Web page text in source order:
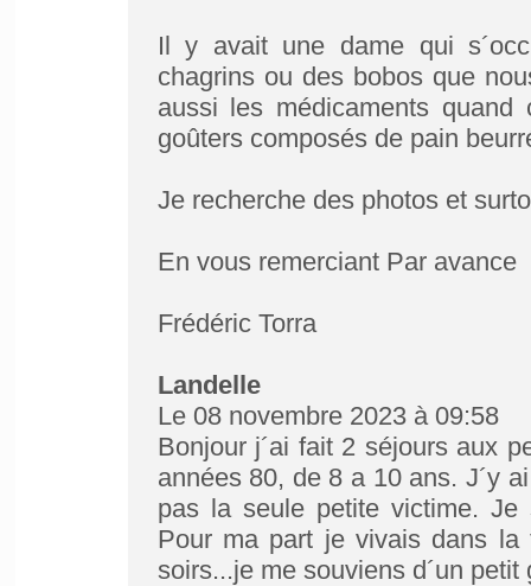
Il y avait une dame qui
chagrins ou des bobos que
aussi les médicaments
goûters composés de pain
Je recherche des photos et
En vous remerciant Par avance
Frédéric Torra
Landelle
Le 08 novembre 2023 à 09:58
Bonjour j´ai fait 2 séjours aux
années 80, de 8 a 10 ans. J´y
pas la seule petite victime.
Pour ma part je vivais dans la
soirs...je me souviens d´un